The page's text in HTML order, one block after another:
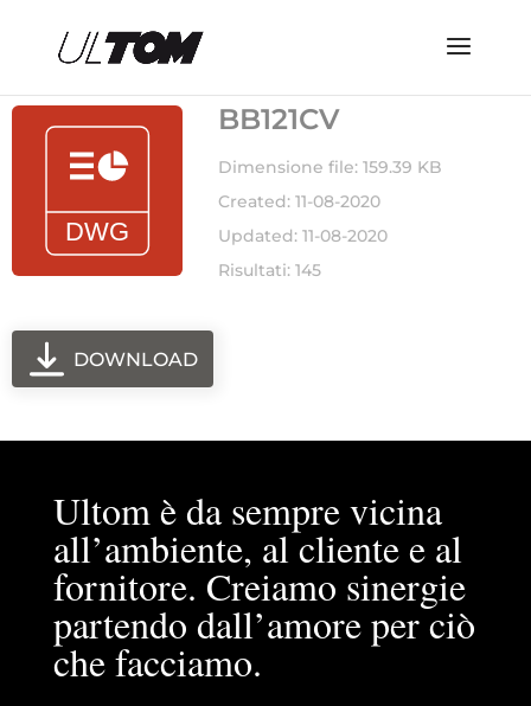
BB121CV
Dimensione file: 159.39 KB
Created: 11-08-2020
Updated: 11-08-2020
Risultati: 145
DOWNLOAD
Ultom è da sempre vicina
all’ambiente, al cliente e al
fornitore. Creiamo sinergie
partendo dall’amore per ciò
che facciamo.